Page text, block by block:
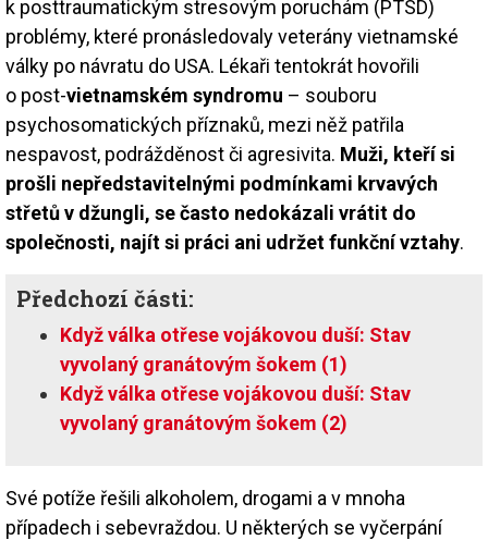
k posttraumatickým stresovým poruchám (PTSD)
problémy, které pronásledovaly veterány vietnamské
války po návratu do USA. Lékaři tentokrát hovořili
o post-vietnamském syndromu – souboru
psychosomatických příznaků, mezi něž patřila
nespavost, podrážděnost či agresivita. Muži, kteří si
prošli nepředstavitelnými podmínkami krvavých
střetů v džungli, se často nedokázali vrátit do
společnosti, najít si práci ani udržet funkční vztahy.
Předchozí části:
Když válka otřese vojákovou duší: Stav
vyvolaný granátovým šokem (1)
Když válka otřese vojákovou duší: Stav
vyvolaný granátovým šokem (2)
Své potíže řešili alkoholem, drogami a v mnoha
případech i sebevraždou. U některých se vyčerpání